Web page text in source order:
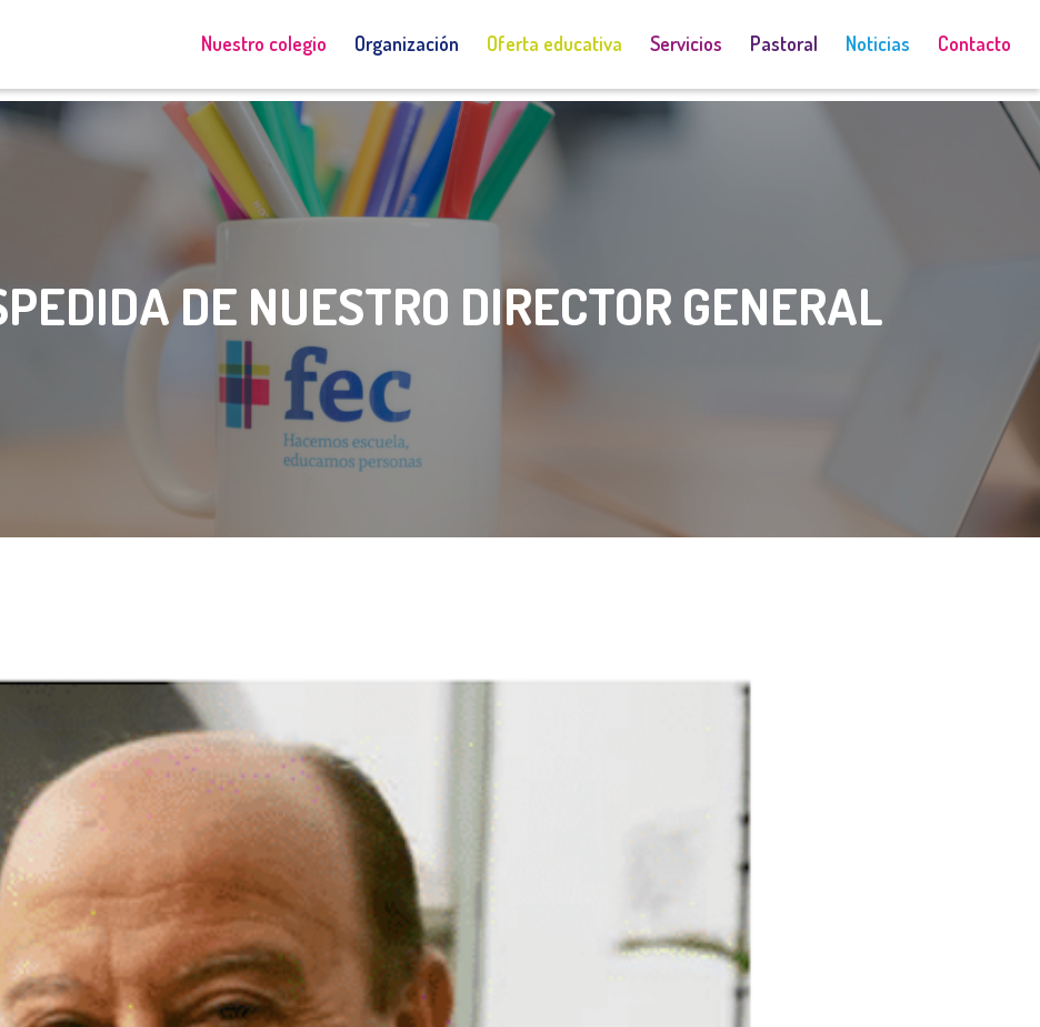
Nuestro colegio Organización Oferta educativa Servicios Pastoral Noticias Contacto
DE NUESTRO DIRECTOR GENERAL